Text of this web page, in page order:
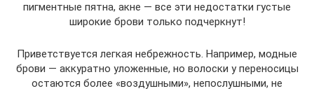
пигментные пятна, акне — все эти недостатки густые
широкие брови только подчеркнут!
Приветствуется легкая небрежность. Например, модные
брови — аккуратно уложенные, но волоски у переносицы
остаются более «воздушными», непослушными, не